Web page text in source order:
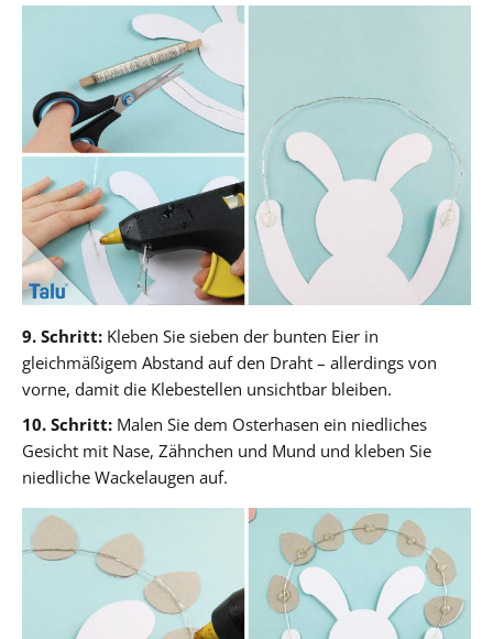
9. Schritt: Kleben Sie sieben der bunten Eier in
gleichmäßigem Abstand auf den Draht – allerdings von
vorne, damit die Klebestellen unsichtbar bleiben.
10. Schritt: Malen Sie dem Osterhasen ein niedliches
Gesicht mit Nase, Zähnchen und Mund und kleben Sie
niedliche Wackelaugen auf.